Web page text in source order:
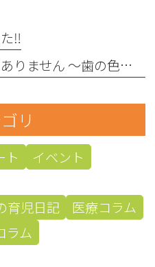
‼︎
歯が黄色い＝むし歯ではありません 〜歯の色にはさまざまな原因があります〜
リ
ト
イベント
育児日記
医療コラム
ラム